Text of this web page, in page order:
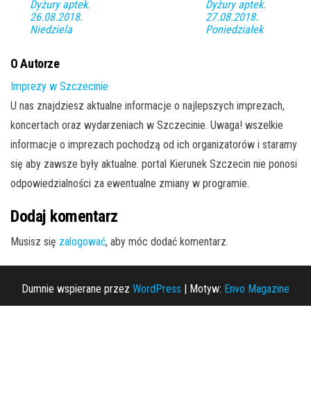
Dyżury aptek.
26.08.2018.
Niedziela
Dyżury aptek.
27.08.2018.
Poniedziałek
O Autorze
Imprezy w Szczecinie
U nas znajdziesz aktualne informacje o najlepszych imprezach,
koncertach oraz wydarzeniach w Szczecinie. Uwaga! wszelkie
informacje o imprezach pochodzą od ich organizatorów i staramy
się aby zawsze były aktualne. portal Kierunek Szczecin nie ponosi
odpowiedzialności za ewentualne zmiany w programie.
Dodaj komentarz
Musisz się zalogować, aby móc dodać komentarz.
Dumnie wspierane przez WordPress | Motyw: Envo Magazine